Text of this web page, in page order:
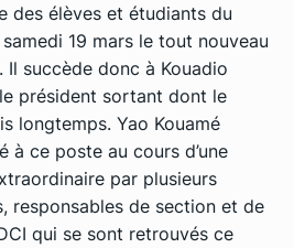
des élèves et étudiants du
19 mars le tout nouveau
Il succède donc à Kouadio
président sortant dont le
longtemps. Yao Kouamé
à ce poste au cours d’une
par plusieurs
responsables de section et de
qui se sont retrouvés ce